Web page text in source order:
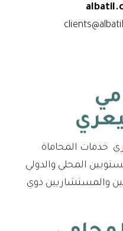
خدمات المحاماة
المحلي والدولي
والمستشاريين ذوي